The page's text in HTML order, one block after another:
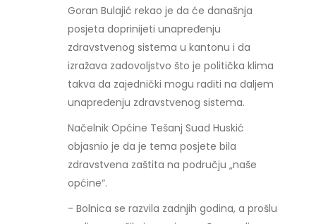
Goran Bulajić rekao je da će današnja
posjeta doprinijeti unapređenju
zdravstvenog sistema u kantonu i da
izražava zadovoljstvo što je politička klima
takva da zajednički mogu raditi na daljem
unapređenju zdravstvenog sistema.
Načelnik Općine Tešanj Suad Huskić
objasnio je da je tema posjete bila
zdravstvena zaštita na području „naše
općine“.
- Bolnica se razvila zadnjih godina, a prošlu